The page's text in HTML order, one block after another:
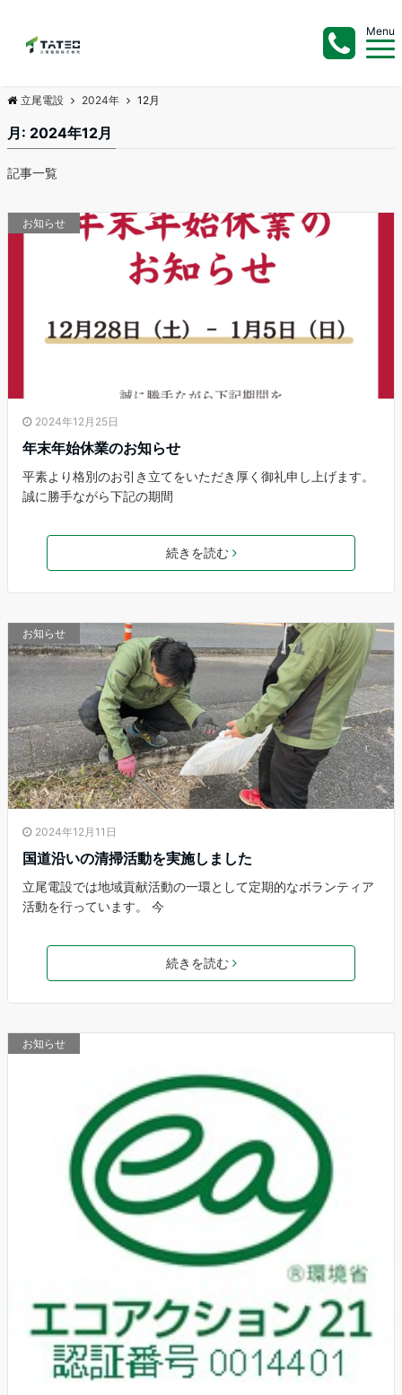
Menu
立尾電設 2024年 12月
月: 2024年12月
記事一覧
お知らせ
2024年12月25日
年末年始休業のお知らせ
平素より格別のお引き立てをいただき厚く御礼申し上げます。
誠に勝手ながら下記の期間
続きを読む
お知らせ
2024年12月11日
国道沿いの清掃活動を実施しました
立尾電設では地域貢献活動の一環として定期的なボランティア
活動を行っています。 今
続きを読む
お知らせ